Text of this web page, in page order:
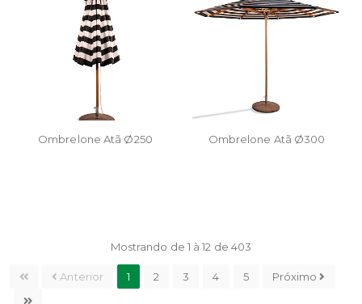
Ombrelone Atã Ø250 Ombrelone Atã Ø300
Mostrando de 1 à 12 de 403
Anterior 1 2 3 4 5 Próximo